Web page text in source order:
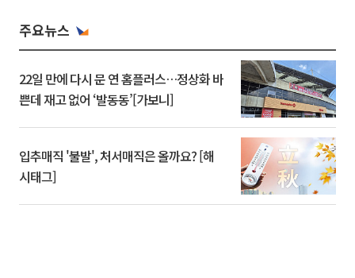
주요뉴스
22일 만에 다시 문 연 홈플러스…정상화 바
쁜데 재고 없어 ‘발동동’[가보니]
입추매직 '불발', 처서매직은 올까요? [해
시태그]